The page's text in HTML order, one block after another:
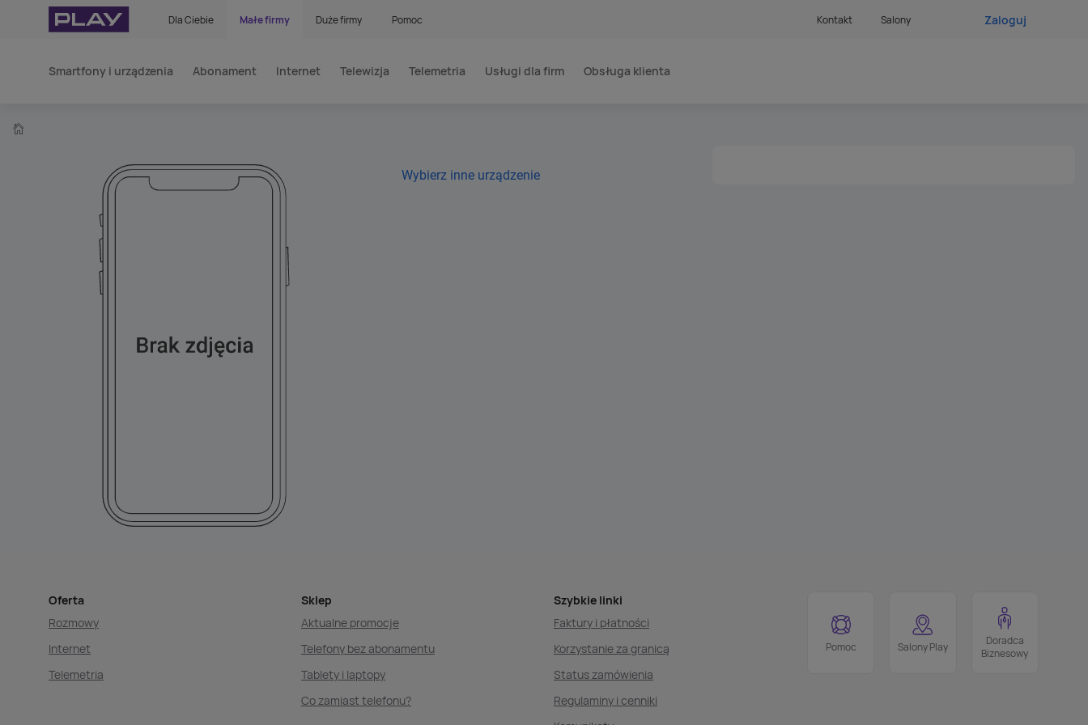
Dla Ciebie Małe firmy Duże firmy Pomoc Kontakt Salony Zaloguj
Smartfony i urządzenia Abonament Internet Telewizja Telemetria Usługi dla firm Obsługa klienta
Wybierz inne urządzenie
Oferta
Rozmowy
Internet
Telemetria
Sklep
Aktualne promocje
Telefony bez abonamentu
Tablety i laptopy
Co zamiast telefonu?
Szybkie linki
Faktury i płatności
Korzystanie za granicą
Status zamówienia
Regulaminy i cenniki
Pomoc Salony Play
Doradca
Biznesowy